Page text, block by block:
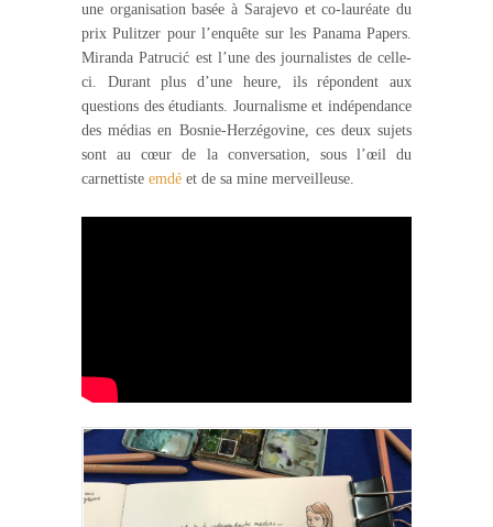
une organisation basée à Sarajevo et co-lauréate du
prix Pulitzer pour l’enquête sur les Panama Papers.
Miranda Patrucić est l’une des journalistes de celle-
ci. Durant plus d’une heure, ils répondent aux
questions des étudiants. Journalisme et indépendance
des médias en Bosnie-Herzégovine, ces deux sujets
sont au cœur de la conversation, sous l’œil du
carnettiste emdé et de sa mine merveilleuse.